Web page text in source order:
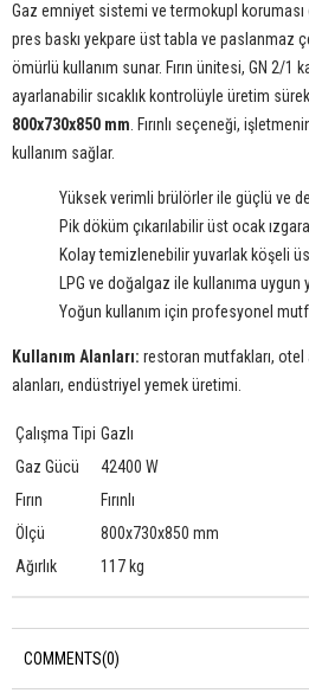
Gaz emniyet sistemi ve termokupl koruması
pres baskı yekpare üst tabla ve paslanmaz
ömürlü kullanım sunar. Fırın ünitesi, GN 2/1
ayarlanabilir sıcaklık kontrolüyle üretim
800x730x850 mm . Fırınlı seçeneği,
kullanım sağlar.
Yüksek verimli brülörler ile güçlü ve
Pik döküm çıkarılabilir üst ocak
Kolay temizlenebilir yuvarlak köşeli
LPG ve doğalgaz ile kullanıma
Yoğun kullanım için profesyonel
Kullanım Alanları: restoran mutfakları,
alanları, endüstriyel yemek üretimi.
Çalışma Tipi Gazlı
Gaz Gücü
42400 W
Fırın
Fırınlı
Ölçü
800x730x850 mm
Ağırlık
117 kg
COMMENTS(0)